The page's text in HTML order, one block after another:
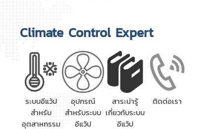
Climate Control Expert
ระบบอีแว้ป
สำหรับ
อุตสาหกรรม
อุปกรณ์
สำหรับระบบ
อีแว้ป
สาระน่ารู้
เกี่ยวกับระบบ
อีแว้ป
ติดต่อเรา